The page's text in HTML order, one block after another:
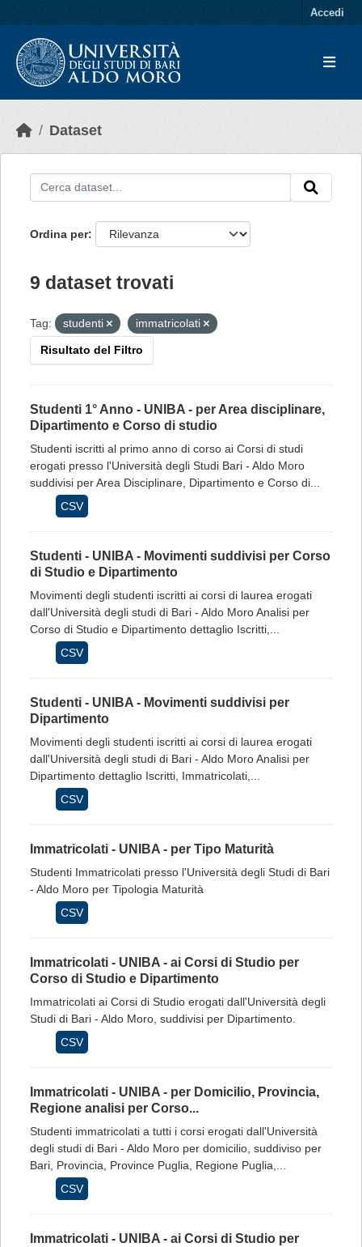
Accedi
Dataset
Ordina per
9 dataset trovati
Tag: studenti immatricolati
Risultato del Filtro
Studenti 1° Anno - UNIBA - per Area disciplinare,
Dipartimento e Corso di studio
Studenti iscritti al primo anno di corso ai Corsi di studi
erogati presso l'Università degli Studi Bari - Aldo Moro
suddivisi per Area Disciplinare, Dipartimento e Corso di...
CSV
Studenti - UNIBA - Movimenti suddivisi per Corso
di Studio e Dipartimento
Movimenti degli studenti iscritti ai corsi di laurea erogati
dall'Università degli studi di Bari - Aldo Moro Analisi per
Corso di Studio e Dipartimento dettaglio Iscritti,...
CSV
Studenti - UNIBA - Movimenti suddivisi per
Dipartimento
Movimenti degli studenti iscritti ai corsi di laurea erogati
dall'Università degli studi di Bari - Aldo Moro Analisi per
Dipartimento dettaglio Iscritti, Immatricolati,...
CSV
Immatricolati - UNIBA - per Tipo Maturità
Studenti Immatricolati presso l'Università degli Studi di Bari
- Aldo Moro per Tipologia Maturità
CSV
Immatricolati - UNIBA - ai Corsi di Studio per
Corso di Studio e Dipartimento
Immatricolati ai Corsi di Studio erogati dall'Università degli
Studi di Bari - Aldo Moro, suddivisi per Dipartimento.
CSV
Immatricolati - UNIBA - per Domicilio, Provincia,
Regione analisi per Corso...
Studenti immatricolati a tutti i corsi erogati dall'Università
degli studi di Bari - Aldo Moro per domicilio, suddiviso per
Bari, Provincia, Province Puglia, Regione Puglia,...
CSV
Immatricolati - UNIBA - ai Corsi di Studio per